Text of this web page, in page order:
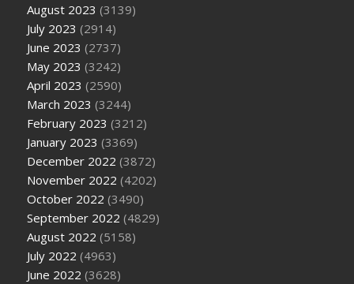
August 2023 (3139)
July 2023 (2914)
June 2023 (2737)
May 2023 (3242)
April 2023 (2590)
March 2023 (3244)
February 2023 (3212)
January 2023 (3369)
December 2022 (3872)
November 2022 (4202)
October 2022 (3490)
September 2022 (4829)
August 2022 (5158)
July 2022 (4963)
June 2022 (3628)